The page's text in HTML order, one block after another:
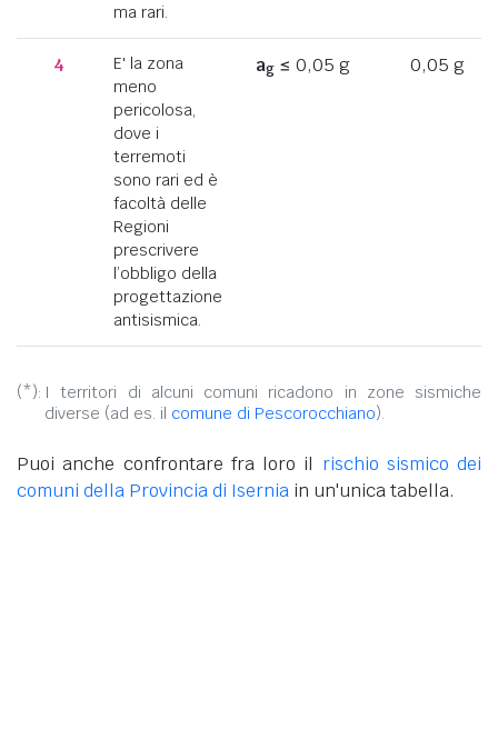
ma rari.
4
E' la zona
meno
pericolosa,
dove i
terremoti
sono rari ed è
facoltà delle
Regioni
prescrivere
l’obbligo della
progettazione
antisismica.
ag≤ 0,05 g 0,05 g
(*): I territori di alcuni comuni ricadono in zone sismiche
diverse (ad es. il comune di Pescorocchiano).
Puoi anche confrontare fra loro il rischio sismico dei
comuni della Provincia di Isernia in un'unica tabella.